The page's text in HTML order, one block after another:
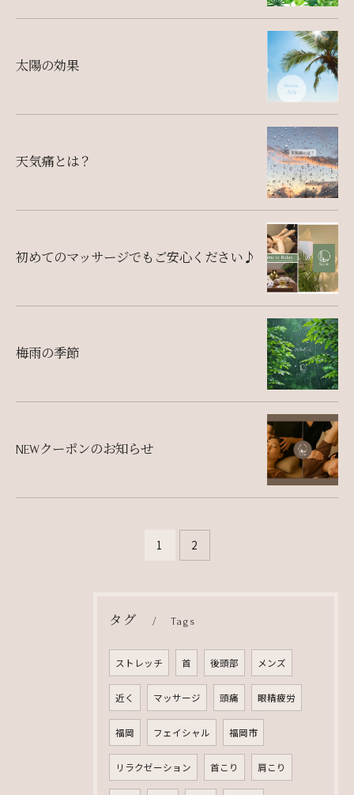
太陽の効果
天気痛とは？
初めてのマッサージでもご安心ください♪
梅雨の季節
NEWクーポンのお知らせ
1 2
タグ Tags
ストレッチ 首 後頭部 メンズ
近く マッサージ 頭痛 眼精疲労
福岡 フェイシャル 福岡市
リラクゼーション 首こり 肩こり